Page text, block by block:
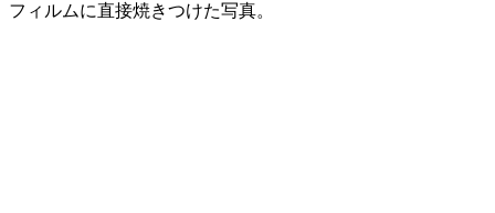
フィルムに直接焼きつけた写真。